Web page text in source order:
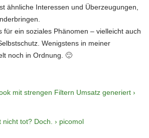
ähnliche Interessen und Überzeugungen,
für ein soziales Phänomen – vielleicht auch
Wenigstens in meiner
noch in Ordnung. 🙂
mit strengen Filtern Umsatz generiert ›
nicht tot? Doch. › picomol